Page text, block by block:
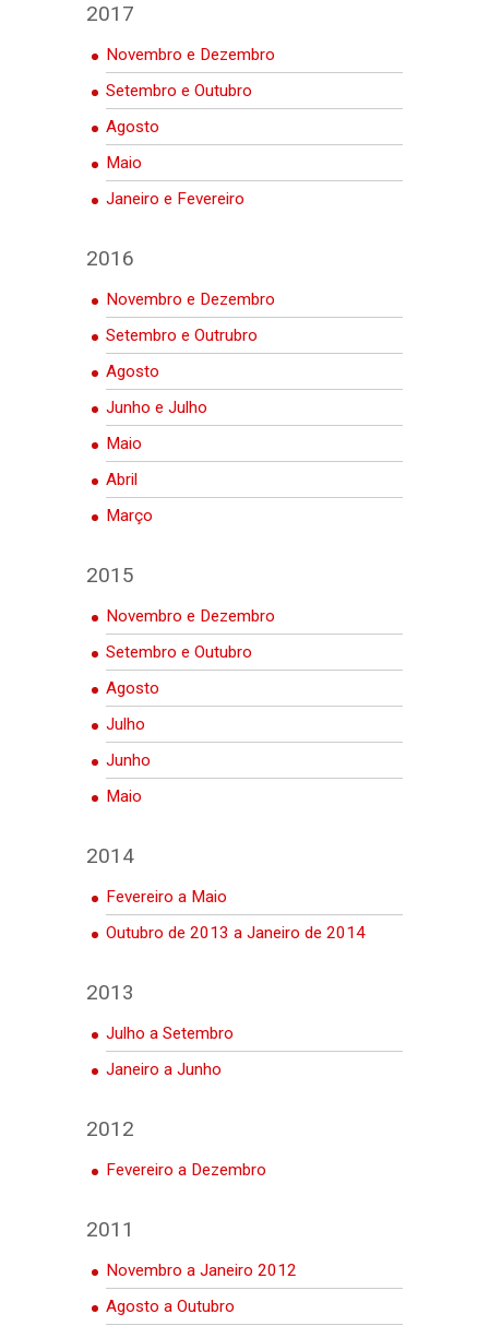
2017
Novembro e Dezembro
Setembro e Outubro
Agosto
Maio
Janeiro e Fevereiro
2016
Novembro e Dezembro
Setembro e Outrubro
Agosto
Junho e Julho
Maio
Abril
Março
2015
Novembro e Dezembro
Setembro e Outubro
Agosto
Julho
Junho
Maio
2014
Fevereiro a Maio
Outubro de 2013 a Janeiro de 2014
2013
Julho a Setembro
Janeiro a Junho
2012
Fevereiro a Dezembro
2011
Novembro a Janeiro 2012
Agosto a Outubro